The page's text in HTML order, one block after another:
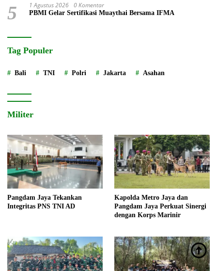
5 1 Agustus 2026 0 Komentar
PBMI Gelar Sertifikasi Muaythai Bersama IFMA
Tag Populer
Bali TNI Polri Jakarta Asahan
Militer
Pangdam Jaya Tekankan
Integritas PNS TNI AD
Kapolda Metro Jaya dan
Pangdam Jaya Perkuat Sinergi
dengan Korps Marinir